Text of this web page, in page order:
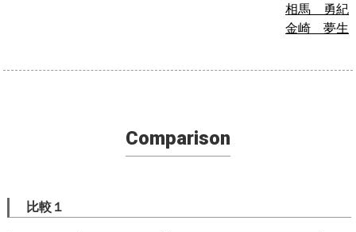
相馬 勇紀
金崎 夢生
Comparison
比較１